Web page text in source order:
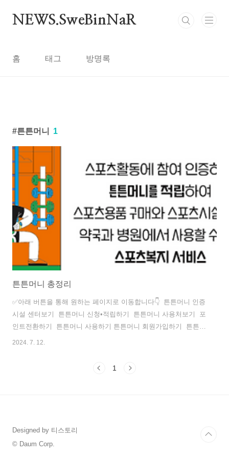
NEWS.SweBinNaR
홈 태그 방명록
튼튼머니 1
튼튼머니 총정리
✅아래 버튼을 통해 원하는 페이지로 이동합니다👇 튼튼머니 인증
시설 센터보기 튼튼머니 신청•적립하기 튼튼머니 사용처보기 포
인트전환하기 튼튼머니 사용하기 튼튼머니 회원가입하기 튼튼머
니로 건강한 일상을 위해 노력하시는 분들께 도움이 되는 정보입
2024. 7. 12.
1
Designed by 티스토리
© Daum Corp.